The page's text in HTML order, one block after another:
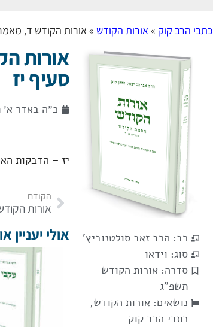
כתבי הרב קוק »אורות הקודש »אורות הקודש ד,
רב: הרב זאב סולטנוביץ'
סוג: וידאו
סדרה: אורות הקודש
תשפ"ג
נושאים: אורות הקודש,
כתבי הרב קוק
אורות
סעיף יז
כ״ה באדר
יז – הדבקות
הקודם
אולי יעניין